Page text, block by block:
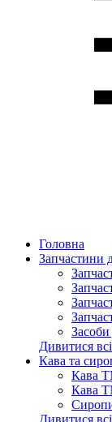
Головна
Запчастини
Засоби
Дивитися
Кава та
Кава
Кава
Дивитися